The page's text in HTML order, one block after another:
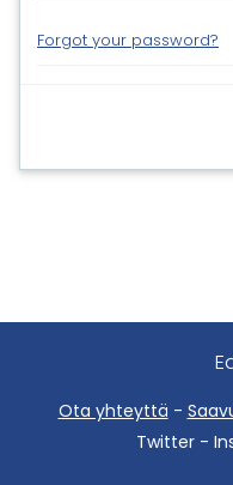
Forgot your password?
Ota yhteyttä -
Twitter -